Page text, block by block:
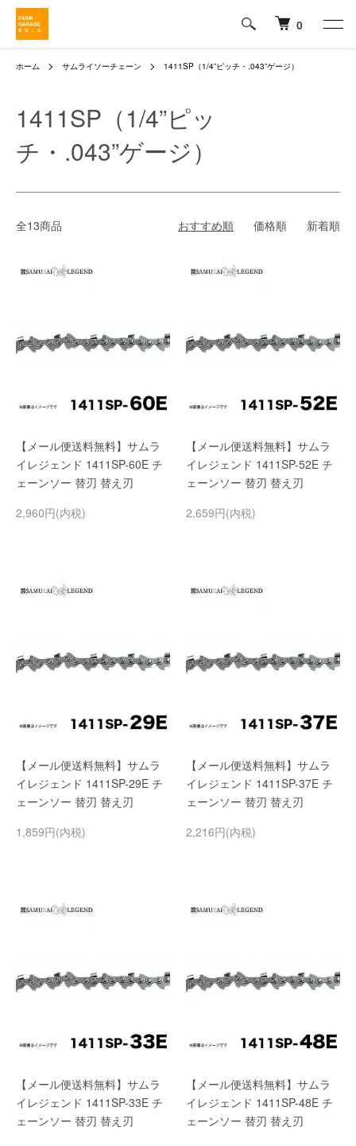
0
ホーム サムライソーチェーン 1411SP（1/4”ピッチ・.043”ゲージ）
1411SP（1/4”ピッ
チ・.043”ゲージ）
全13商品 おすすめ順 価格順 新着順
【メール便送料無料】サムラ
イレジェンド 1411SP-60E チ
ェーンソー 替刃 替え刃
2,960円(内税)
【メール便送料無料】サムラ
イレジェンド 1411SP-52E チ
ェーンソー 替刃 替え刃
2,659円(内税)
【メール便送料無料】サムラ
イレジェンド 1411SP-29E チ
ェーンソー 替刃 替え刃
1,859円(内税)
【メール便送料無料】サムラ
イレジェンド 1411SP-37E チ
ェーンソー 替刃 替え刃
2,216円(内税)
【メール便送料無料】サムラ
イレジェンド 1411SP-33E チ
ェーンソー 替刃 替え刃
【メール便送料無料】サムラ
イレジェンド 1411SP-48E チ
ェーンソー 替刃 替え刃